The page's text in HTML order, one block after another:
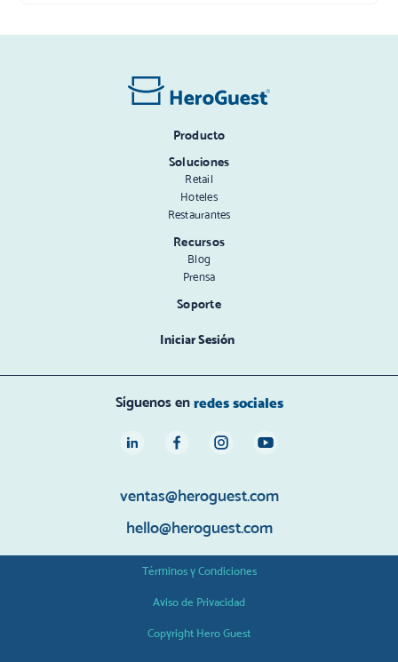
Producto
Soluciones
Retail
Hoteles
Restaurantes
Recursos
Blog
Prensa
Soporte
Iniciar Sesión
Síguenos en redes sociales
ventas@heroguest.com
hello@heroguest.com
Términos y Condiciones
Aviso de Privacidad
Copyright Hero Guest